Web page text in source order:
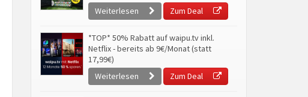
Weiterlesen
Zum Deal
*TOP* 50% Rabatt auf waipu.tv inkl.
Netflix - bereits ab 9€/Monat (statt
17,99€)
Weiterlesen
Zum Deal